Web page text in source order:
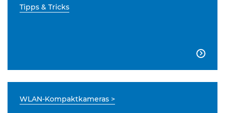
Tipps & Tricks

WLAN-Kompaktkameras >